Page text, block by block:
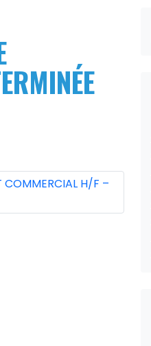
COMMERCIAL H/F –